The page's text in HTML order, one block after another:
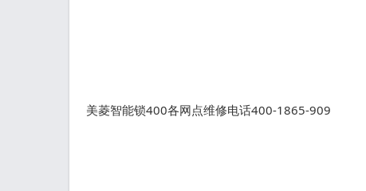
美菱智能锁400各网点维修电话400-1865-909